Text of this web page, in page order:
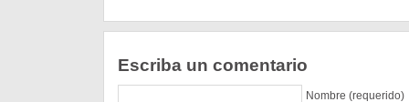
Escriba un comentario
Nombre (requerido)